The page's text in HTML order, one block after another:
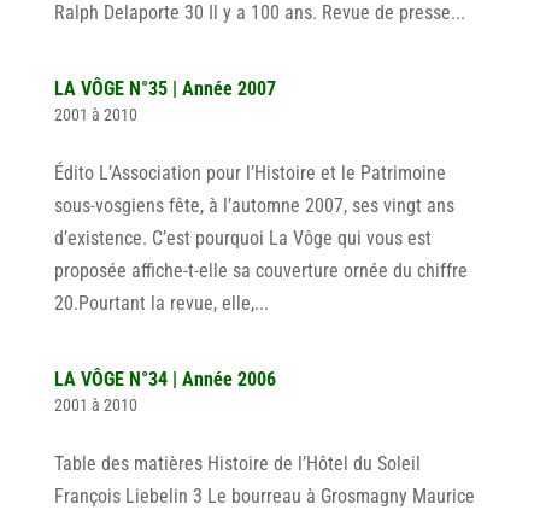
Ralph Delaporte 30 Il y a 100 ans. Revue de presse...
LA VÔGE N°35 | Année 2007
2001 à 2010
Édito L’Association pour l’Histoire et le Patrimoine
sous-vosgiens fête, à l’automne 2007, ses vingt ans
d’existence. C’est pourquoi La Vôge qui vous est
proposée affiche-t-elle sa couverture ornée du chiffre
20.Pourtant la revue, elle,...
LA VÔGE N°34 | Année 2006
2001 à 2010
Table des matières Histoire de l’Hôtel du Soleil
François Liebelin 3 Le bourreau à Grosmagny Maurice